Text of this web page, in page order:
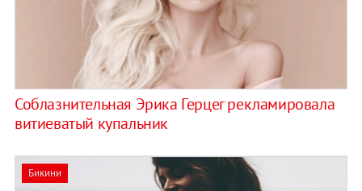
Соблазнительная Эрика Герцег рекламировала
витиеватый купальник
Бикини